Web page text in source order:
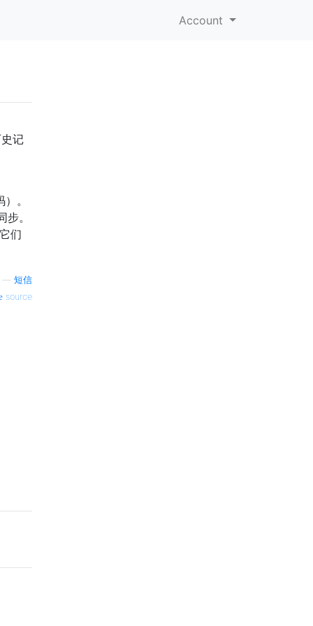
Account
记
。
。
们
短信
source